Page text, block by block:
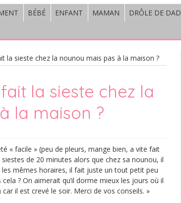
BÉBÉ ENFANT MAMAN DRÔLE DE DAD
la sieste chez la nounou mais pas à la maison ?
la sieste chez la
la maison ?
« facile » (peu de pleurs, mange bien, a vite fait
de 20 minutes alors que chez sa nounou, il
mêmes horaires, il fait juste un tout petit peu
? On aimerait qu’il dorme mieux les jours où il
il est crevé le soir. Merci de vos conseils. »